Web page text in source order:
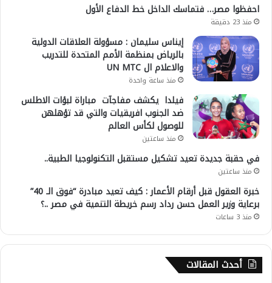
احفظوا مصر… فتماسك الداخل خط الدفاع الأول
منذ 23 دقيقة
إيناس سليمان : مسؤولة العلاقات الدولية
بالرياض بمنظمة الأمم المتحدة للتدريب
والاعلام ال UN MTC
منذ ساعة واحدة
فيلدا يكشف مفاجآت مباراة لبؤات الاطلس
ضد الجنوب افريقيات والتي قد تؤهلهن
للوصول لكأس العالم
منذ ساعتين
في حقبة جديدة تعيد تشكيل مستقبل التكنولوجيا الطبية..
منذ ساعتين
خبرة العقول قبل أرقام الأعمار : كيف تعيد مبادرة “فوق الـ 40”
برعاية وزير العمل حسن رداد رسم خريطة التنمية في مصر ..؟
منذ 3 ساعات
أحدث المقالات